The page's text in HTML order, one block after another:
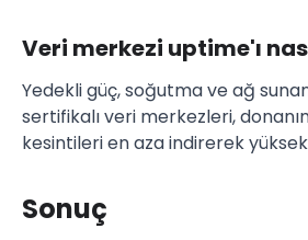
Veri merkezi uptime'ı
Yedekli güç, soğutma ve ağ
sertifikalı veri merkezleri,
kesintileri en aza indirerek
Sonuç